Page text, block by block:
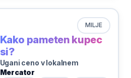
MILJE
Kako pameten kupec
si?
Ugani ceno v lokalnem
Mercator